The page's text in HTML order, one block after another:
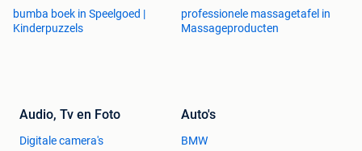
bumba boek in Speelgoed |
Kinderpuzzels
professionele massagetafel in
Massageproducten
Audio, Tv en Foto
Digitale camera's
Auto's
BMW